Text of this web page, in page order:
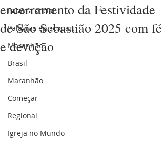
Palavra oficial
Palavras episcopais
Maranhão
Brasil
Maranhão
Começar
Regional
Igreja no Mundo
encerramento da Festividade
de São Sebastião 2025 com fé
e devoção